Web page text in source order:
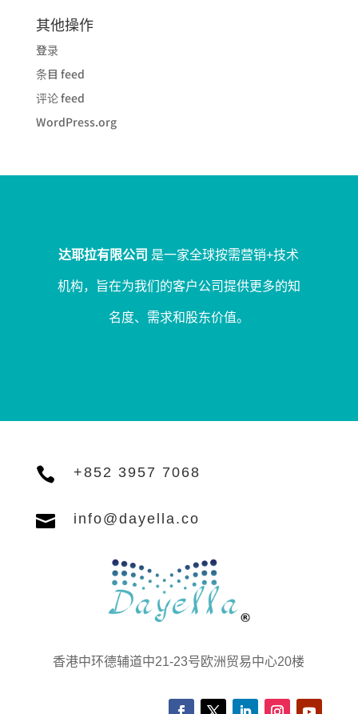
其他操作
登录
条目 feed
评论 feed
WordPress.org
达耶拉有限公司 是一家全球按需营销+技术
机构，旨在为我们的客户公司提供更多的知
名度、需求和股东价值。
 +852 3957 7068
 info@dayella.co
香港中环德辅道中21-23号欧洲贸易中心20楼